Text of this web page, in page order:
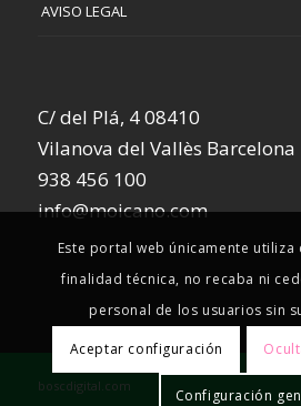
AVISO LEGAL
C/ del Plá, 4 08410
Vilanova del Vallès Barcelona
938 456 100
info@moicano.com
boscdigital.com
Este portal web únicamente
finalidad técnica, no recaba ni
personal de los usuarios sin
Aceptar configuración
Configuración